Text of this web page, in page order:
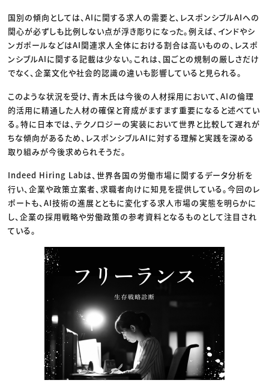
国別の傾向としては、AIに関する求人の需要と、レスポンシブルAIへの
関心が必ずしも比例しない点が浮き彫りになった。例えば、インドやシ
ンガポールなどはAI関連求人全体における割合は高いものの、レスポ
ンシブルAIに関する記載は少ない。これは、国ごとの規制の厳しさだけ
でなく、企業文化や社会的認識の違いも影響していると見られる。
このような状況を受け、青木氏は今後の人材採用において、AIの倫理
的活用に精通した人材の確保と育成がますます重要になると述べてい
る。特に日本では、テクノロジーの実装において世界と比較して遅れが
ちな傾向があるため、レスポンシブルAIに対する理解と実践を深める
取り組みが今後求められそうだ。
Indeed Hiring Labは、世界各国の労働市場に関するデータ分析を
行い、企業や政策立案者、求職者向けに知見を提供している。今回のレ
ポートも、AI技術の進展とともに変化する求人市場の実態を明らかに
し、企業の採用戦略や労働政策の参考資料となるものとして注目され
ている。